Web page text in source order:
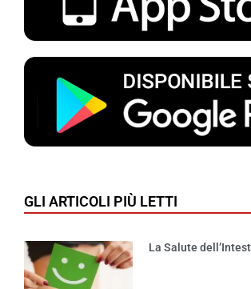
GLI ARTICOLI PIÙ LETTI
La Salute